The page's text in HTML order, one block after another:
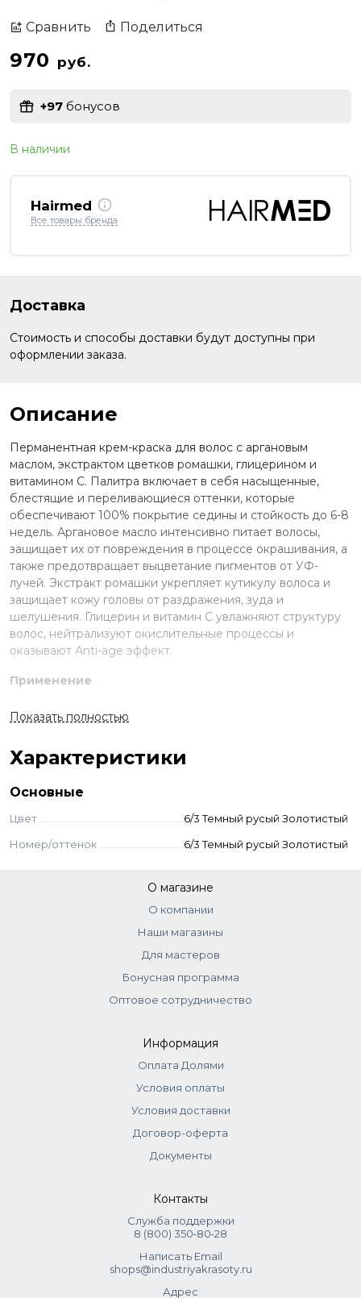
Сравнить Поделиться
970 руб.
+97 бонусов
В наличии
Hairmed
Все товары бренда
Доставка
Стоимость и способы доставки будут доступны при
оформлении заказа.
Описание
Перманентная крем-краска для волос с аргановым
маслом, экстрактом цветков ромашки, глицерином и
витамином С. Палитра включает в себя насыщенные,
блестящие и переливающиеся оттенки, которые
обеспечивают 100% покрытие седины и стойкость до 6-8
недель. Аргановое масло интенсивно питает волосы,
защищает их от повреждения в процессе окрашивания, а
также предотвращает выцветание пигментов от УФ-
лучей. Экстракт ромашки укрепляет кутикулу волоса и
защищает кожу головы от раздражения, зуда и
шелушения. Глицерин и витамин С увлажняют структуру
волос, нейтрализуют окислительные процессы и
оказывают Anti-age эффект.
Применение
Смешайте краску и оксид в неметаллической ёмкости.
Нанесите на волосы, выдержите указанное время.
волос.
(пропорция 1:1,5). Время выдержки 35 мин.
Тонирование:
краситель + оксид 3% (1:2). Выдержка 5-20
мин.
Суперосветление:краситель + оксид 12% (пропорция
В европейских системах окрашивания оттенки 6–8 (в
России их называют русыми) относятся к блондам.
даже если по нашему привычному пониманию это тёмно-
русый, русый или светло-русый цвет. Это не ошибка, а
просто разница в системах обозначений. Приоритетной
информацией всегда считается номер красителя.
Показать полностью
Характеристики
Основные
Цвет
6/3 Темный русый Золотистый
Номер/оттенок
6/3 Темный русый Золотистый
О магазине
О компании
Наши магазины
Для мастеров
Бонусная программа
Оптовое сотрудничество
Информация
Оплата Долями
Условия оплаты
Условия доставки
Договор-оферта
Документы
Контакты
Служба поддержки
8 (800) 350‑80‑28
Написать Email
shops@industriyakrasoty.ru
Адрес